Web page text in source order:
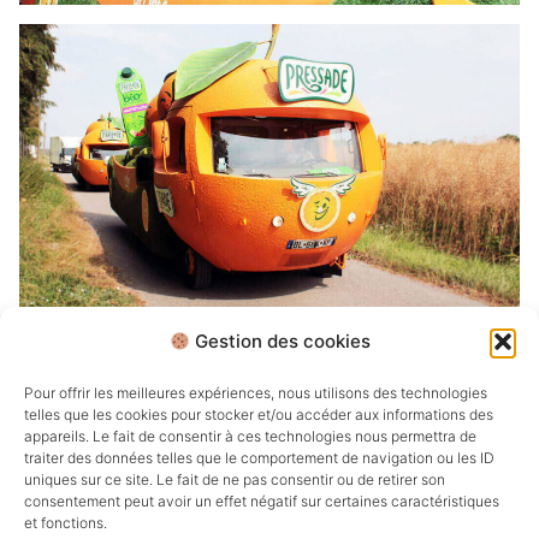
Gestion des cookies
Pour offrir les meilleures expériences, nous utilisons des technologies
telles que les cookies pour stocker et/ou accéder aux informations des
appareils. Le fait de consentir à ces technologies nous permettra de
traiter des données telles que le comportement de navigation ou les ID
uniques sur ce site. Le fait de ne pas consentir ou de retirer son
consentement peut avoir un effet négatif sur certaines caractéristiques
et fonctions.
Retour aux projets